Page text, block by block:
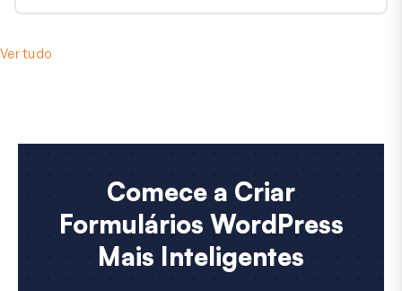
Ver tudo
Comece a Criar
Formulários WordPress
Mais Inteligentes